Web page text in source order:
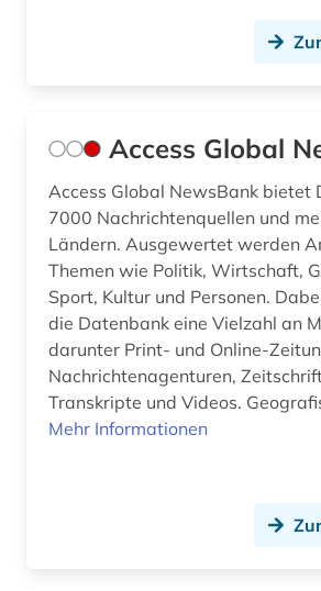
chemische grundprodukte (1)
chemische industrie (1)
chile (1)
china (11)
cloud computing (1)
coaching (1)
codierung (1)
comesa-staaten (1)
commonwealth (2)
Access Global
Access Global NewsBank bietet
7000 Nachrichtenquellen und
Ländern. Ausgewertet werden
Themen wie Politik, Wirtschaft,
Sport, Kultur und Personen.
die Datenbank eine Vielzahl an
darunter Print- und Online-
Nachrichtenagenturen,
Transkripte und
Mehr Informationen